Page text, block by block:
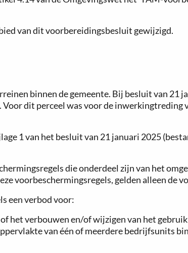
van dit voorbereidingsbesluit gewijzigd.
binnen de gemeente. Bij besluit van 21
dit perceel was voor de
1 van het besluit van 21 januari 2025
die onderdeel zijn van het
voorbeschermingsregels, gelden alleen de
een verbod voor:
het verbouwen en/of wijzigen van het
van één of meerdere bedrijfsunits